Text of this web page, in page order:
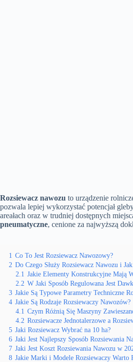
Rozsiewacz nawozu to urządzenie
pozwala lepiej wykorzystać potencjał
areałach oraz w trudniej dostępnych
pneumatyczne, cenione za najwyższą
1 Co To Jest Rozsiewacz Nawozowy?
2 Do Czego Służy Rozsiewacz Nawozu i
2.1 Jakie Elementy Konstrukcyjne Mają
2.2 W Jaki Sposób Regulowana Jest
3 Jakie Są Typowe Parametry Techniczne
4 Jakie Są Rodzaje Rozsiewaczy Nawozów?
4.1 Czym Różnią Się Maszyny
4.2 Rozsiewacze Jednotalerzowe a
5 Jaki Rozsiewacz Wybrać na 10 ha?
6 Jaki Jest Najlepszy Sposób Rozsiewania
7 Jaki Jest Koszt Rozsiewania Nawozu w
8 Jakie Marki i Modele Rozsiewaczy Warto